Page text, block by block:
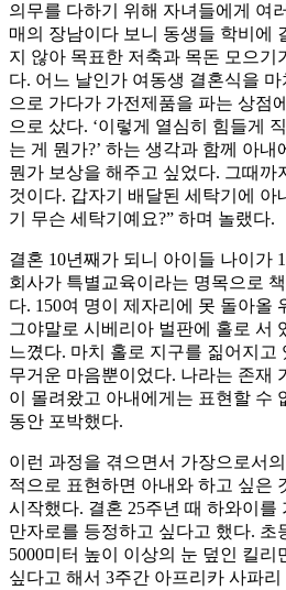
의무를 다하기 위해 자녀들에게 여
매의 장남이다 보니 동생들 학비에
지 않아 목표한 저축과 목돈 모으기
다. 어느 날인가 여동생 결혼식을
으로 가다가 가전제품을 파는 상점
으로 샀다. ‘이렇게 열심히 힘들게
는 게 뭔가?’ 하는 생각과 함께 아내
뭔가 보상을 해주고 싶었다. 그때까
것이다. 갑자기 배달된 세탁기에 아
기 무슨 세탁기예요?” 하며 놀랬다.
결혼 10년째가 되니 아이들 나이가
회사가 특별교육이라는 명목으로
다. 150여 명이 제자리에 못 돌아올
그야말로 시베리아 벌판에 홀로 서
느꼈다. 마치 홀로 지구를 짊어지고
무거운 마음뿐이었다. 나라는 존재
이 몰려왔고 아내에게는 표현할 수
동안 포박했다.
이런 과정을 겪으면서 가장으로서
적으로 표현하면 아내와 하고 싶은
시작했다. 결혼 25주년 때 하와이를
만자로를 등정하고 싶다고 했다. 초
5000미터 높이 이상의 눈 덮인 킬
싶다고 해서 3주간 아프리카 사파